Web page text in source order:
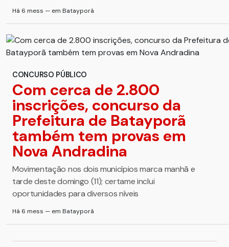
Há 6 mess — em Batayporã
CONCURSO PÚBLICO
Com cerca de 2.800
inscrições, concurso da
Prefeitura de Batayporã
também tem provas em
Nova Andradina
Movimentação nos dois municípios marca manhã e
tarde deste domingo (11); certame inclui
oportunidades para diversos níveis
Há 6 mess — em Batayporã